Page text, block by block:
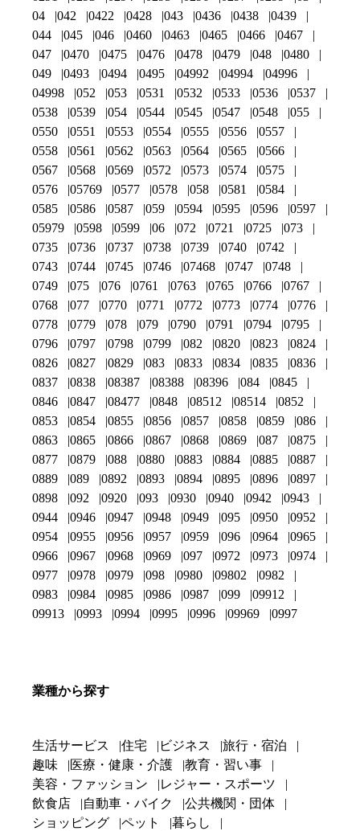
04
042 0422 0428 043 0436 0438
0439
044
045 046 0460 0463 0465 0466
0467
047
0470 0475 0476 0478 0479 048
0480
049
0493 0494 0495 04992 04994
04996
04998
052 053 0531 0532 0533 0536
0537
0538
0539 054 0544 0545 0547 0548
055
0550
0551 0553 0554 0555 0556
0557
0558
0561 0562 0563 0564 0565
0566
0567
0568 0569 0572 0573 0574
0575
0576
05769 0577 0578 058 0581
0584
0585
0586 0587 059 0594 0595 0596
0597
05979
0598 0599 06 072 0721 0725
073
0735
0736 0737 0738 0739 0740
0742
0743
0744 0745 0746 07468 0747
0748
0749
075 076 0761 0763 0765 0766
0767
0768
077 0770 0771 0772 0773 0774
0776
0778
0779 078 079 0790 0791 0794
0795
0796
0797 0798 0799 082 0820 0823
0824
0826
0827 0829 083 0833 0834 0835
0836
0837
0838 08387 08388 08396 084
0845
0846
0847 08477 0848 08512 08514
0852
0853
0854 0855 0856 0857 0858 0859
086
0863
0865 0866 0867 0868 0869 087
0875
0877
0879 088 0880 0883 0884 0885
0887
0889
089 0892 0893 0894 0895 0896
0897
0898
092 0920 093 0930 0940 0942
0943
0944
0946 0947 0948 0949 095 0950
0952
0954
0955 0956 0957 0959 096 0964
0965
0966
0967 0968 0969 097 0972 0973
0974
0977
0978 0979 098 0980 09802
0982
0983
0984 0985 0986 0987 099
09912
09913
0993 0994 0995 0996 09969 0997
業種から探す
生活サービス 住宅 ビジネス
旅行・宿泊
趣味
医療・健康・介護
教育・習い事
美容・ファッション
レジャー・スポーツ
飲食店
自動車・バイク
公共機関・団体
ショッピング
ペット
暮らし